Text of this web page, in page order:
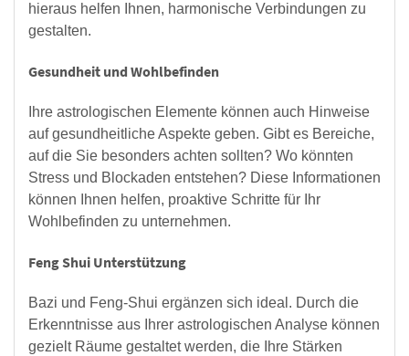
hieraus helfen Ihnen, harmonische Verbindungen zu
gestalten.
Gesundheit und Wohlbefinden
Ihre astrologischen Elemente können auch Hinweise
auf gesundheitliche Aspekte geben. Gibt es Bereiche,
auf die Sie besonders achten sollten? Wo könnten
Stress und Blockaden entstehen? Diese Informationen
können Ihnen helfen, proaktive Schritte für Ihr
Wohlbefinden zu unternehmen.
Feng Shui Unterstützung
Bazi und Feng-Shui ergänzen sich ideal. Durch die
Erkenntnisse aus Ihrer astrologischen Analyse können
gezielt Räume gestaltet werden, die Ihre Stärken